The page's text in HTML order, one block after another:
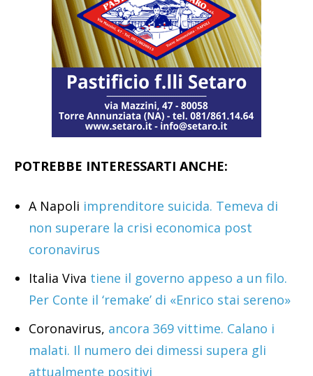
POTREBBE INTERESSARTI ANCHE:
A Napoli imprenditore suicida. Temeva di
non superare la crisi economica post
coronavirus
Italia Viva tiene il governo appeso a un filo.
Per Conte il ‘remake’ di «Enrico stai sereno»
Coronavirus, ancora 369 vittime. Calano i
malati. Il numero dei dimessi supera gli
attualmente positivi